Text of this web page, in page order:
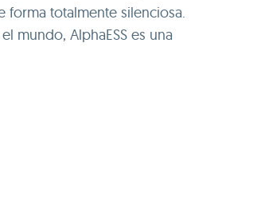
forma totalmente silenciosa.
mundo, AlphaESS es una